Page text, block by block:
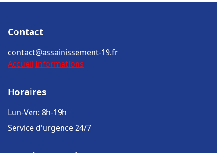
Contact
contact@assainissement-19.fr
Accueil Informations
Horaires
Lun-Ven: 8h-19h
Service d'urgence 24/7